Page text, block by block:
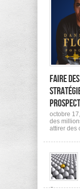
Faire
octobre
des
attirer des